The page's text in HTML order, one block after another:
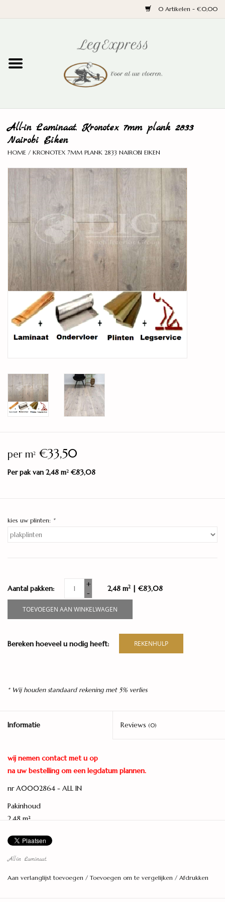
0 Artikelen - €0,00
Parket
Wand en trap
Legservice
Merken
All-in Laminaat. Kronotex 7mm plank 2833
Nairobi Eiken
HOME / KRONOTEX 7MM PLANK 2833 NAIROBI EIKEN
per m2 €33,50
Per pak van 2,48 m2 €83,08
kies uw plinten: *
Aantal pakken:
+
-
2,48 m2 | €83,08
TOEVOEGEN AAN WINKELWAGEN
Bereken hoeveel u nodig heeft: REKENHULP
* Wij houden standaard rekening met 5% verlies
Informatie Reviews (0)
wij nemen contact met u op
na uw bestelling om een legdatum plannen.
nr A0002864 - ALL IN
Pakinhoud
2,48 m²
Afmetingen
1292 x 192 x 7 mm
7 mm
All-in Laminaat.
Aan verlanglijst toevoegen /Toevoegen om te vergelijken / Afdrukken